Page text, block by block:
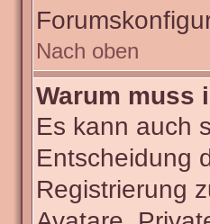
Nach oben
Warum muss
Es kann auch
Entscheidung
Registrierung